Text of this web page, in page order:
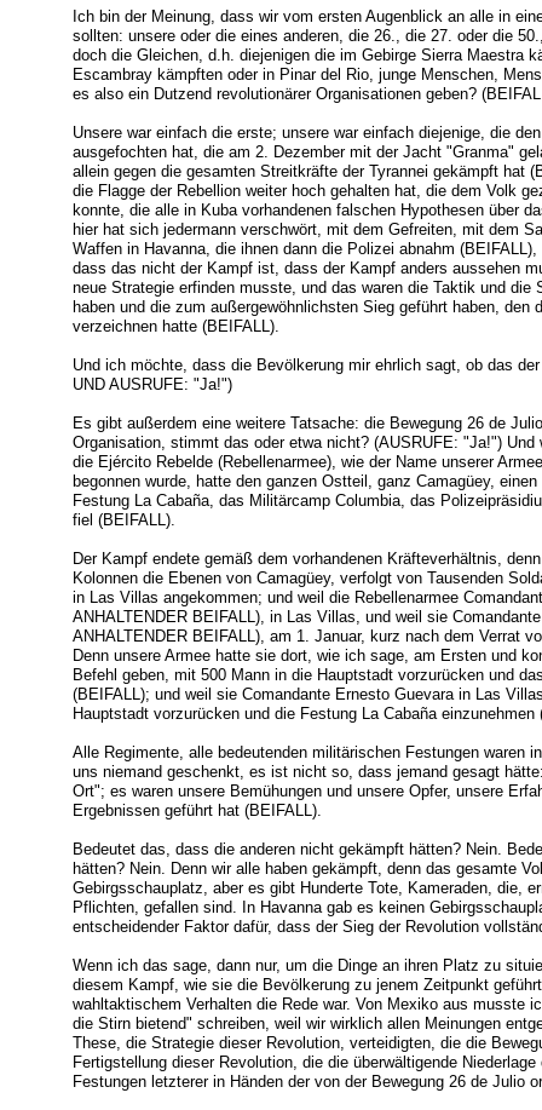
Ich bin der Meinung, dass wir vom ersten Augenblick an alle in
sollten: unsere oder die eines anderen, die 26., die 27. oder die
doch die Gleichen, d.h. diejenigen die im Gebirge Sierra Maestra
Escambray kämpften oder in Pinar del Rio, junge Menschen,
es also ein Dutzend revolutionärer Organisationen geben?
Unsere war einfach die erste; unsere war einfach diejenige, die
ausgefochten hat, die am 2. Dezember mit der Jacht "Granma"
allein gegen die gesamten Streitkräfte der Tyrannei gekämpft hat
die Flagge der Rebellion weiter hoch gehalten hat, die dem Volk
konnte, die alle in Kuba vorhandenen falschen Hypothesen über
hier hat sich jedermann verschwört, mit dem Gefreiten, mit dem
Waffen in Havanna, die ihnen dann die Polizei abnahm
dass das nicht der Kampf ist, dass der Kampf anders aussehen
neue Strategie erfinden musste, und das waren die Taktik und
haben und die zum außergewöhnlichsten Sieg geführt haben,
verzeichnen hatte (BEIFALL).
Und ich möchte, dass die Bevölkerung mir ehrlich sagt, ob das
UND AUSRUFE: "Ja!")
Es gibt außerdem eine weitere Tatsache: die Bewegung 26 de
Organisation, stimmt das oder etwa nicht? (AUSRUFE: "Ja!")
die Ejército Rebelde (Rebellenarmee), wie der Name unserer
begonnen wurde, hatte den ganzen Ostteil, ganz Camagüey,
Festung La Cabaña, das Militärcamp Columbia, das
fiel (BEIFALL).
Der Kampf endete gemäß dem vorhandenen Kräfteverhältnis,
Kolonnen die Ebenen von Camagüey, verfolgt von Tausenden
in Las Villas angekommen; und weil die Rebellenarmee
ANHALTENDER BEIFALL), in Las Villas, und weil sie
ANHALTENDER BEIFALL), am 1. Januar, kurz nach dem Verrat
Denn unsere Armee hatte sie dort, wie ich sage, am Ersten und
Befehl geben, mit 500 Mann in die Hauptstadt vorzurücken und
(BEIFALL); und weil sie Comandante Ernesto Guevara in Las
Hauptstadt vorzurücken und die Festung La Cabaña einzunehmen
Alle Regimente, alle bedeutenden militärischen Festungen waren
uns niemand geschenkt, es ist nicht so, dass jemand gesagt
Ort"; es waren unsere Bemühungen und unsere Opfer, unsere
Ergebnissen geführt hat (BEIFALL).
Bedeutet das, dass die anderen nicht gekämpft hätten? Nein.
hätten? Nein. Denn wir alle haben gekämpft, denn das gesamte
Gebirgsschauplatz, aber es gibt Hunderte Tote, Kameraden, die,
Pflichten, gefallen sind. In Havanna gab es keinen
entscheidender Faktor dafür, dass der Sieg der Revolution
Wenn ich das sage, dann nur, um die Dinge an ihren Platz zu
diesem Kampf, wie sie die Bevölkerung zu jenem Zeitpunkt
wahltaktischem Verhalten die Rede war. Von Mexiko aus musste
die Stirn bietend" schreiben, weil wir wirklich allen Meinungen
These, die Strategie dieser Revolution, verteidigten, die die
Fertigstellung dieser Revolution, die die überwältigende
Festungen letzterer in Händen der von der Bewegung 26 de Julio